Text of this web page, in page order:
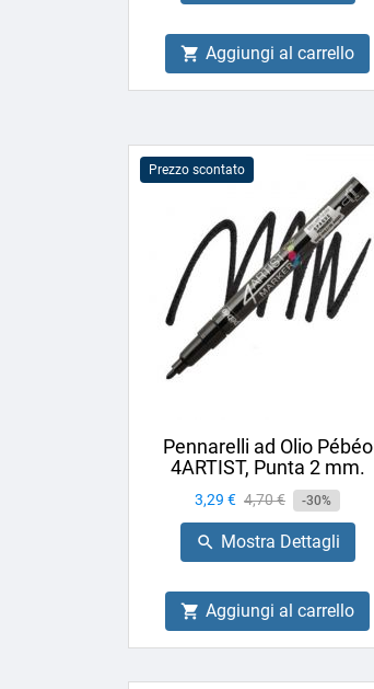
 Aggiungi al carrello
Prezzo scontato
Pennarelli ad Olio Pébéo
4ARTIST, Punta 2 mm.
Prezzo
3,29 € Prezzo
base
4,70 € -30%
 Mostra Dettagli
 Aggiungi al carrello